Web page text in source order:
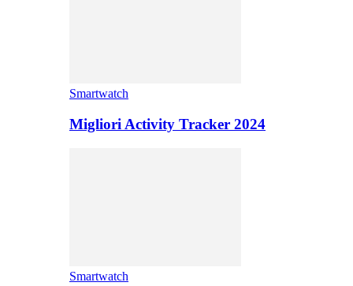
Smartwatch
Migliori Activity Tracker 2024
Smartwatch